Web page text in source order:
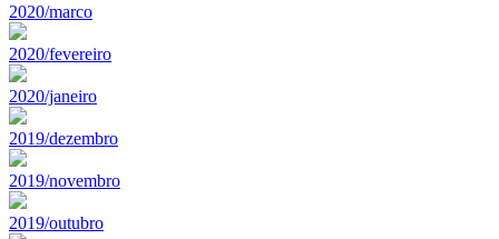
2020/marco
2020/fevereiro
2020/janeiro
2019/dezembro
2019/novembro
2019/outubro